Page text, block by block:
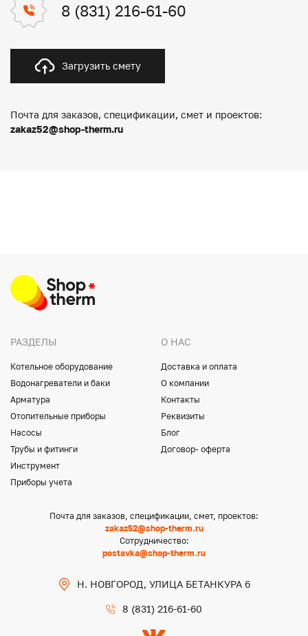
8 (831) 216-61-60
Загрузить смету
Почта для заказов, спецификации, смет и проектов:
zakaz52@shop-therm.ru
РАЗДЕЛЫ
Котельное оборудование
Водонагреватели и баки
Арматура
Отопительные приборы
Насосы
Трубы и фитинги
Инструмент
Приборы учета
О НАС
Доставка и оплата
О компании
Контакты
Реквизиты
Блог
Договор- оферта
Почта для заказов, спецификации, смет, проектов:
zakaz52@shop-therm.ru
Сотрудничество:
postavka@shop-therm.ru
Н. НОВГОРОД, УЛИЦА БЕТАНКУРА 6
8 (831) 216-61-60